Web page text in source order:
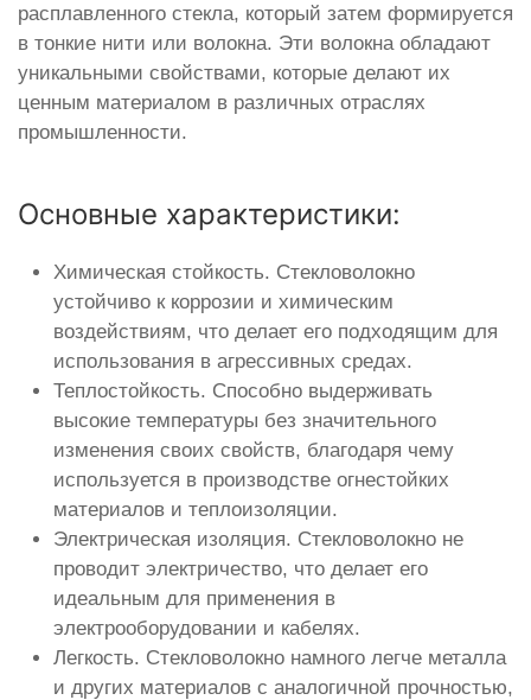
расплавленного стекла, который затем формируется
в тонкие нити или волокна. Эти волокна обладают
уникальными свойствами, которые делают их
ценным материалом в различных отраслях
промышленности.
Основные характеристики:
Химическая стойкость. Стекловолокно
устойчиво к коррозии и химическим
воздействиям, что делает его подходящим для
использования в агрессивных средах.
Теплостойкость. Способно выдерживать
высокие температуры без значительного
изменения своих свойств, благодаря чему
используется в производстве огнестойких
материалов и теплоизоляции.
Электрическая изоляция. Стекловолокно не
проводит электричество, что делает его
идеальным для применения в
электрооборудовании и кабелях.
Легкость. Стекловолокно намного легче металла
и других материалов с аналогичной прочностью,